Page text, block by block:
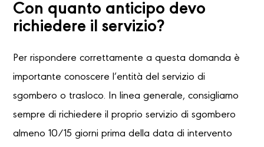
Con quanto anticipo devo
richiedere il servizio?
Per rispondere correttamente a questa domanda è
importante conoscere l’entità del servizio di
sgombero o trasloco. In linea generale, consigliamo
sempre di richiedere il proprio servizio di sgombero
almeno 10/15 giorni prima della data di intervento